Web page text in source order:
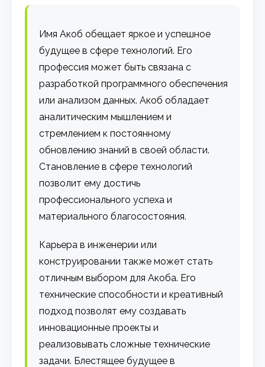
Имя Акоб обещает яркое и успешное
будущее в сфере технологий. Его
профессия может быть связана с
разработкой программного обеспечения
или анализом данных. Акоб обладает
аналитическим мышлением и
стремлением к постоянному
обновлению знаний в своей области.
Становление в сфере технологий
позволит ему достичь
профессионального успеха и
материального благосостояния.
Карьера в инженерии или
конструировании также может стать
отличным выбором для Акоба. Его
технические способности и креативный
подход позволят ему создавать
инновационные проекты и
реализовывать сложные технические
задачи. Блестящее будущее в